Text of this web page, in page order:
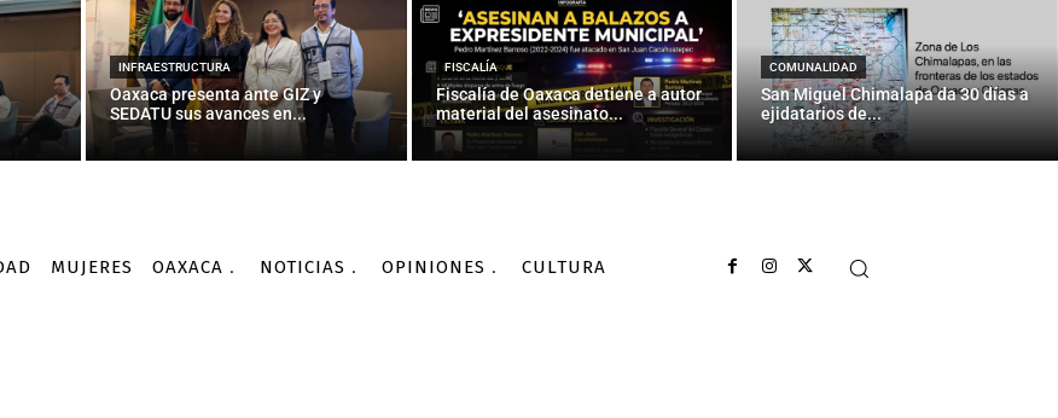
INFRAESTRUCTURA
Oaxaca presenta ante GIZ y
SEDATU sus avances en...
FISCALÍA
Fiscalía de Oaxaca detiene a autor
material del asesinato...
COMUNALIDAD
San Miguel Chimalapa da 30 días a
ejidatarios de...
MUJERES OAXACA NOTICIAS OPINIONES CULTURA
reubicarían a ambulantes
Por PAGINA3.MX - 15/09/2015